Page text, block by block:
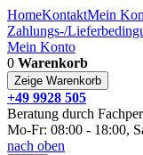
HomeKontaktMein
Zahlungs-/
Mein Konto
0 Warenkorb
Zeige Warenkorb
+49 9928 505
Beratung durch
Mo-Fr: 08:00 - 18:00,
nach oben